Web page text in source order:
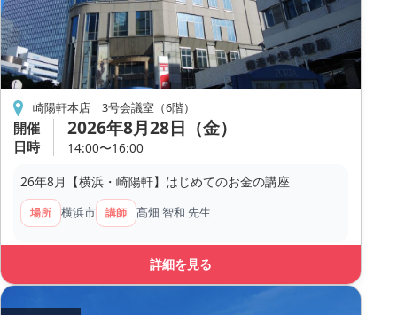
崎陽軒本店 3号会議室（6階）
開催
日時
2026年8月28日（金）
14:00〜16:00
26年8月【横浜・崎陽軒】はじめてのお金の講座
場所 横浜市 講師 髙畑 智和 先生
詳細を見る